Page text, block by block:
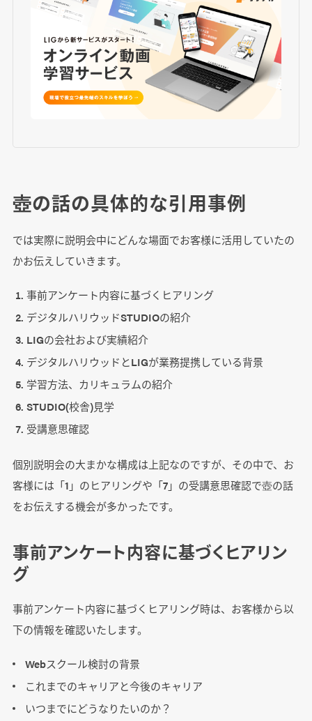
壺の話の具体的な引用事例
では実際に説明会中にどんな場面でお客様に活用していたの
かお伝えしていきます。
事前アンケート内容に基づくヒアリング
デジタルハリウッドSTUDIOの紹介
LIGの会社および実績紹介
デジタルハリウッドとLIGが業務提携している背景
学習方法、カリキュラムの紹介
STUDIO(校舎)見学
受講意思確認
個別説明会の大まかな構成は上記なのですが、その中で、お
客様には「1」のヒアリングや「7」の受講意思確認で壺の話
をお伝えする機会が多かったです。
事前アンケート内容に基づくヒアリン
グ
事前アンケート内容に基づくヒアリング時は、お客様から以
下の情報を確認いたします。
Webスクール検討の背景
これまでのキャリアと今後のキャリア
いつまでにどうなりたいのか？